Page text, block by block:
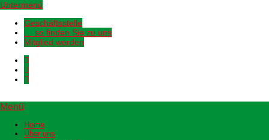
Untermenü
Geschäftsstelle
… so finden Sie zu uns
Mitglied werden
Menü
Home
Über uns